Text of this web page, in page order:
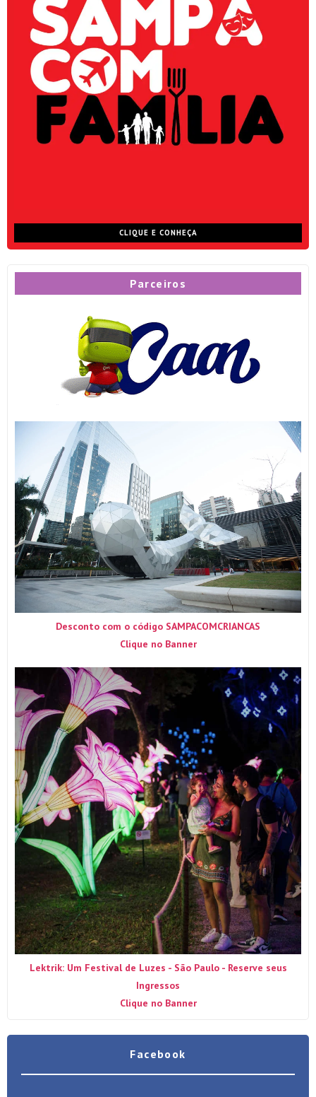
CLIQUE E CONHEÇA
Parceiros
Desconto com o código SAMPACOMCRIANCAS
Clique no Banner
Lektrik: Um Festival de Luzes - São Paulo - Reserve seus
Ingressos
Clique no Banner
Facebook